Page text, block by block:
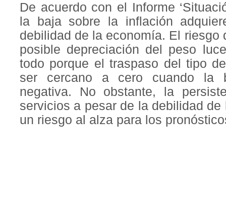
De acuerdo con el Informe
la baja sobre la inflación
debilidad de la economía. El riesgo
posible depreciación del peso
todo porque el traspaso del tipo
ser cercano a cero cuando la
negativa. No obstante, la
servicios a pesar de la debilidad
un riesgo al alza para los